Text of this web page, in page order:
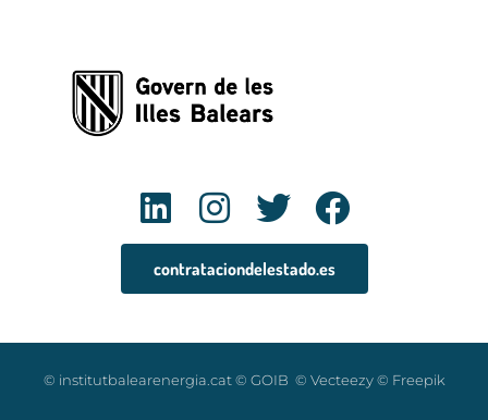
contrataciondelestado.es
© institutbalearenergia.cat © GOIB © Vecteezy © Freepik